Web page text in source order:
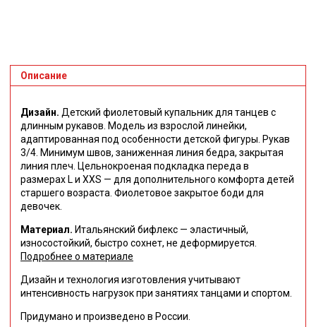
Описание
Дизайн. Детский фиолетовый купальник для танцев с
длинным рукавов. Модель из взрослой линейки,
адаптированная под особенности детской фигуры. Рукав
3/4. Минимум швов, заниженная линия бедра, закрытая
линия плеч. Цельнокроеная подкладка переда в
размерах L и ХХS — для дополнительного комфорта детей
старшего возраста. Фиолетовое закрытое боди для
девочек.
Материал. Итальянский бифлекс — эластичный,
износостойкий, быстро сохнет, не деформируется.
Подробнее о материале
Дизайн и технология изготовления учитывают
интенсивность нагрузок при занятиях танцами и спортом.
Придумано и произведено в России.